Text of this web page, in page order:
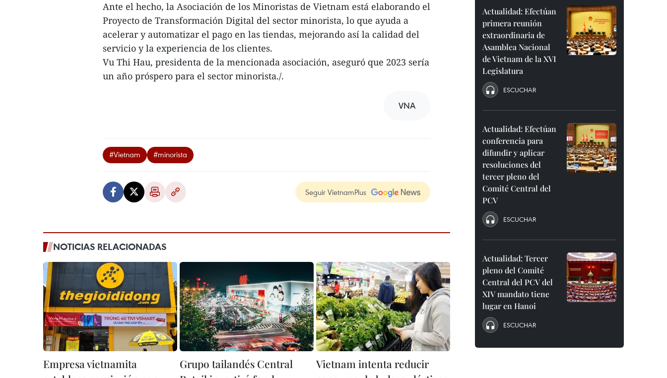
Ante el hecho, la Asociación de los Minoristas de Vietnam está elaborando el
Proyecto de Transformación Digital del sector minorista, lo que ayuda a
acelerar y automatizar el pago en las tiendas, mejorando así la calidad del
servicio y la experiencia de los clientes.
Vu Thi Hau, presidenta de la mencionada asociación, aseguró que 2023 sería
un año próspero para el sector minorista./.
VNA
#Vietnam #minorista
Seguir VietnamPlus
NOTICIAS RELACIONADAS
Empresa vietnamita
Grupo tailandés Central
Vietnam intenta reducir
Actualidad: Efectúan
primera reunión
extraordinaria de
Asamblea Nacional
de Vietnam de la XVI
Legislatura
ESCUCHAR
Actualidad: Efectúan
conferencia para
difundir y aplicar
resoluciones del
tercer pleno del
Comité Central del
PCV
ESCUCHAR
Actualidad: Tercer
pleno del Comité
Central del PCV del
XIV mandato tiene
lugar en Hanoi
ESCUCHAR